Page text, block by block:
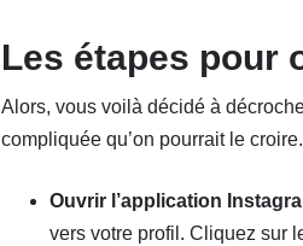
Les étapes pour
Alors, vous voilà décidé à
compliquée qu’on pourrait le
Ouvrir l’application
vers votre profil. Cliquez sur